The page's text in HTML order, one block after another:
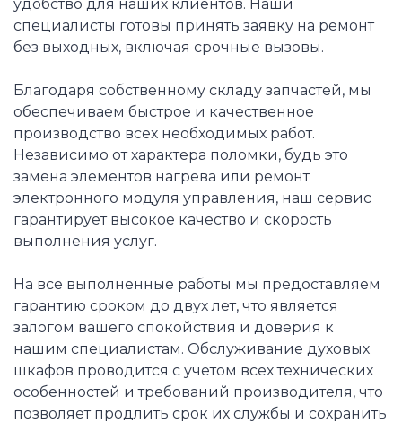
удобство для наших клиентов. Наши
специалисты готовы принять заявку на ремонт
без выходных, включая срочные вызовы.
Благодаря собственному складу запчастей, мы
обеспечиваем быстрое и качественное
производство всех необходимых работ.
Независимо от характера поломки, будь это
замена элементов нагрева или ремонт
электронного модуля управления, наш сервис
гарантирует высокое качество и скорость
выполнения услуг.
На все выполненные работы мы предоставляем
гарантию сроком до двух лет, что является
залогом вашего спокойствия и доверия к
нашим специалистам. Обслуживание духовых
шкафов проводится с учетом всех технических
особенностей и требований производителя, что
позволяет продлить срок их службы и сохранить